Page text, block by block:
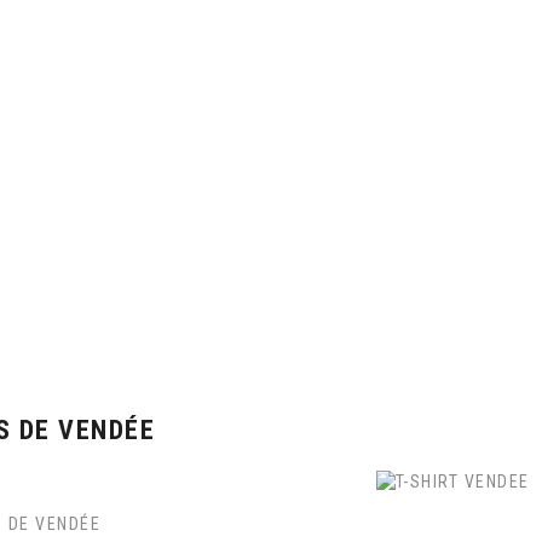
DE VENDÉE